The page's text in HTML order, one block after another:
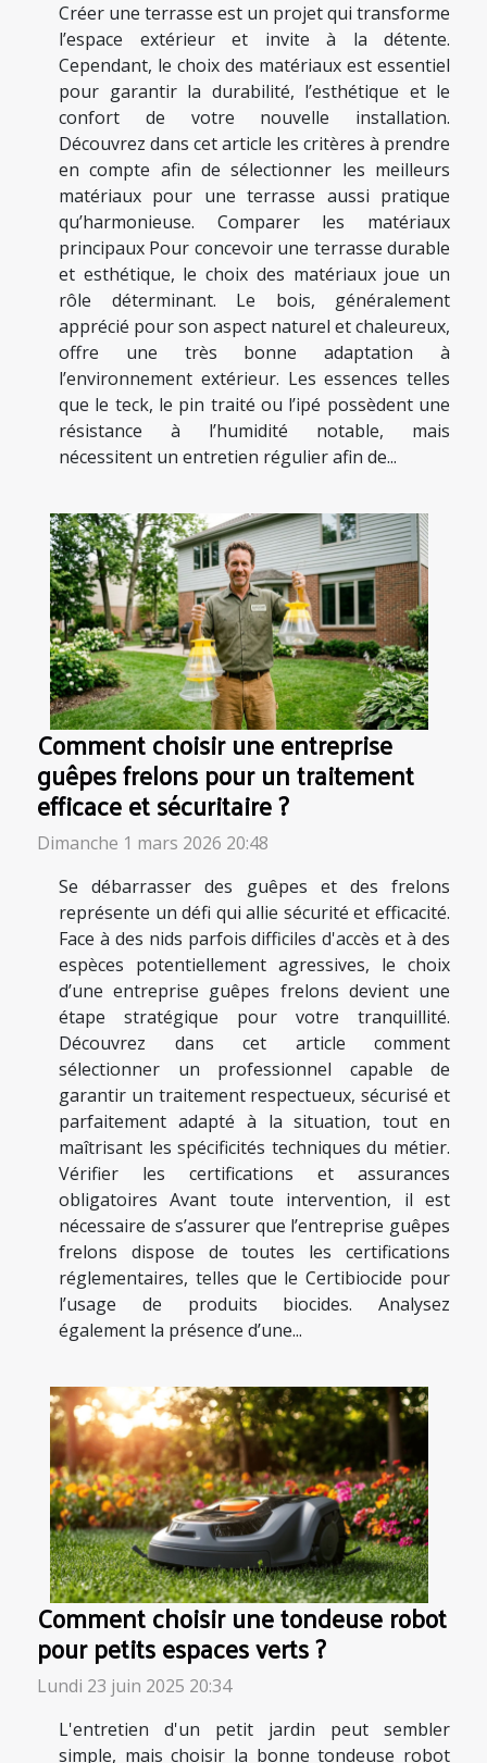
Créer une terrasse est un projet qui transforme
l’espace extérieur et invite à la détente.
Cependant, le choix des matériaux est essentiel
pour garantir la durabilité, l’esthétique et le
confort de votre nouvelle installation.
Découvrez dans cet article les critères à prendre
en compte afin de sélectionner les meilleurs
matériaux pour une terrasse aussi pratique
qu’harmonieuse. Comparer les matériaux
principaux Pour concevoir une terrasse durable
et esthétique, le choix des matériaux joue un
rôle déterminant. Le bois, généralement
apprécié pour son aspect naturel et chaleureux,
offre une très bonne adaptation à
l’environnement extérieur. Les essences telles
que le teck, le pin traité ou l’ipé possèdent une
résistance à l’humidité notable, mais
nécessitent un entretien régulier afin de...
Comment choisir une entreprise
guêpes frelons pour un traitement
efficace et sécuritaire ?
Dimanche 1 mars 2026 20:48
Se débarrasser des guêpes et des frelons
représente un défi qui allie sécurité et efficacité.
Face à des nids parfois difficiles d'accès et à des
espèces potentiellement agressives, le choix
d’une entreprise guêpes frelons devient une
étape stratégique pour votre tranquillité.
Découvrez dans cet article comment
sélectionner un professionnel capable de
garantir un traitement respectueux, sécurisé et
parfaitement adapté à la situation, tout en
maîtrisant les spécificités techniques du métier.
Vérifier les certifications et assurances
obligatoires Avant toute intervention, il est
nécessaire de s’assurer que l’entreprise guêpes
frelons dispose de toutes les certifications
réglementaires, telles que le Certibiocide pour
l’usage de produits biocides. Analysez
également la présence d’une...
Comment choisir une tondeuse robot
pour petits espaces verts ?
Lundi 23 juin 2025 20:34
L'entretien d'un petit jardin peut sembler
simple, mais choisir la bonne tondeuse robot